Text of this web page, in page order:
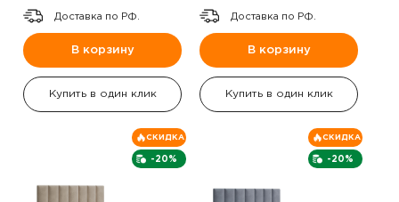
Доставка по РФ.
В корзину
Купить в один клик
Доставка по РФ.
В корзину
Купить в один клик
-20%
СКИДКА
-20%
СКИДКА